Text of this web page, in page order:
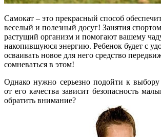
Самокат – это прекрасный способ
веселый и полезный досуг! Занятия
растущий организм и помогают вашему
накопившуюся энергию. Ребенок будет с
осваивать новое для него средство
сомневаться в этом!
Однако нужно серьезно подойти к выбору
от его качества зависит безопасность
обратить внимание?